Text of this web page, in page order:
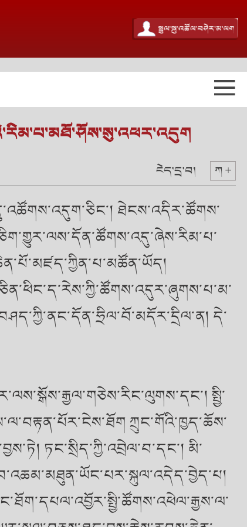
ངེད་དྲ་བ། ཀ +
ཐེངས་འདིར་ཚོགས་
དེ་
སྤྱི་
ཀྲུང་གོའི་ཁྱད་ཆོས་
ཏང་སྲིད་ཀྱི་འབྲེལ་བ་དང་། མི་